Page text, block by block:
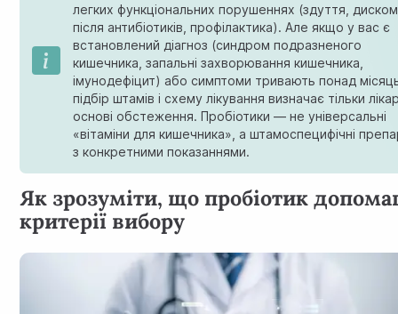
легких функціональних порушеннях (здуття,
після антибіотиків, профілактика). Але якщо у вас є
встановлений діагноз (синдром подразненого
кишечника, запальні захворювання кишечника,
імунодефіцит) або симптоми тривають понад
підбір штамів і схему лікування визначає тільки
основі обстеження. Пробіотики — не універсальні
«вітаміни для кишечника», а штамоспецифічні
з конкретними показаннями.
Як зрозуміти, що пробіотик
критерії вибору